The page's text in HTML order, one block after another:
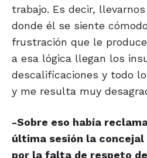
trabajo. Es decir,
donde él se siente
frustración que le
a esa lógica llegan los
descalificaciones y todo
y me resulta muy
-Sobre eso había
última sesión la concejal
por la falta de respeto